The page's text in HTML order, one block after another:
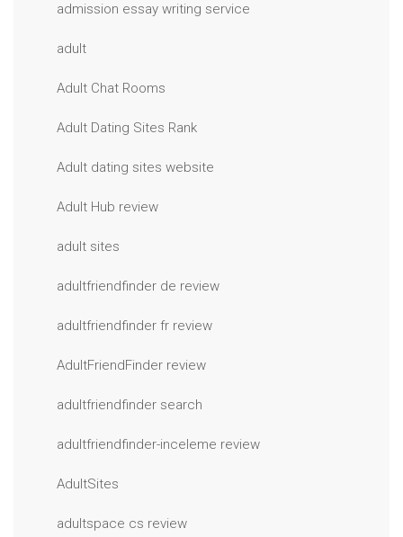
admission essay writing service
adult
Adult Chat Rooms
Adult Dating Sites Rank
Adult dating sites website
Adult Hub review
adult sites
adultfriendfinder de review
adultfriendfinder fr review
AdultFriendFinder review
adultfriendfinder search
adultfriendfinder-inceleme review
AdultSites
adultspace cs review